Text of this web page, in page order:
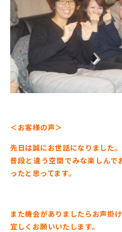
＜お客様の声＞
先日は誠にお世話になりました。
普段と違う空間でみな楽しんで
ったと思ってます。
また機会がありましたらお声掛
宜しくお願いいたします。